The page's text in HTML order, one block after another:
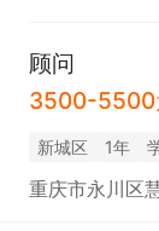
顾问
3500-5500
新城区 1年
重庆市永川区